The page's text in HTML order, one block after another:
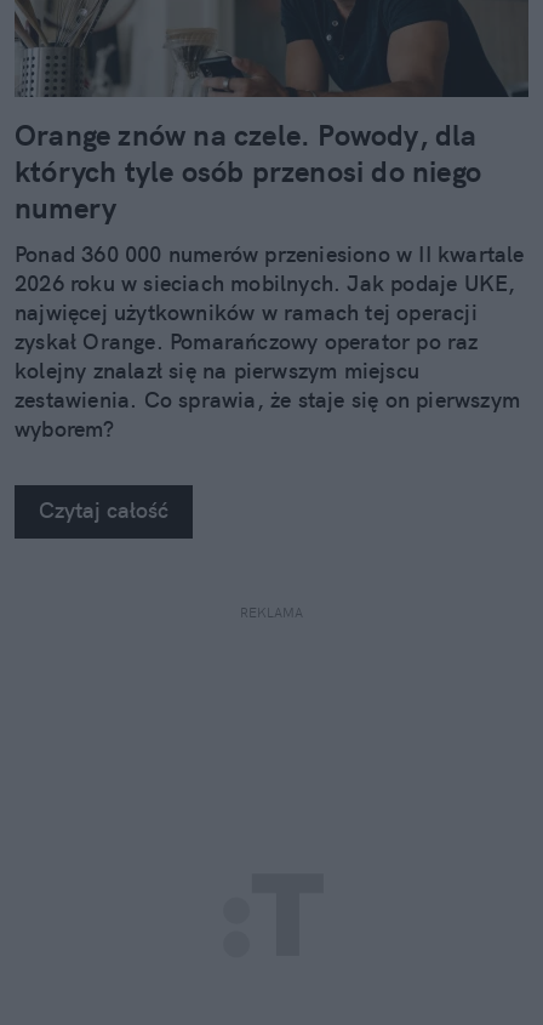
Orange znów na czele. Powody, dla
których tyle osób przenosi do niego
numery
Ponad 360 000 numerów przeniesiono w II kwartale
2026 roku w sieciach mobilnych. Jak podaje UKE,
najwięcej użytkowników w ramach tej operacji
zyskał Orange. Pomarańczowy operator po raz
kolejny znalazł się na pierwszym miejscu
zestawienia. Co sprawia, że staje się on pierwszym
wyborem?
Czytaj całość
REKLAMA